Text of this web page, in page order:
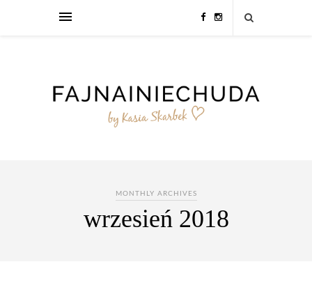
MONTHLY ARCHIVES
wrzesień 2018